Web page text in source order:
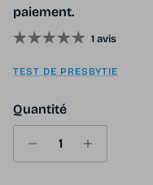
paiement.
1 avis
TEST DE PRESBYTIE
Quantité